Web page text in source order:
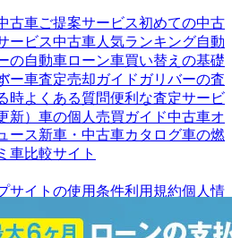
古車ご提案サービス初めての中古
ービス中古車人気ランキング自動
の自動車ローン車買い替えの基礎
ー車査定売却ガイド ガリバーの査
時よくある質問便利な査定サービ
新） 車の個人売買ガイド中古車オ
ース新車・中古車カタログ車の燃
車比較サイト
サイトの使用条件利用規約個人情
イトパートナー募集お客様の声会